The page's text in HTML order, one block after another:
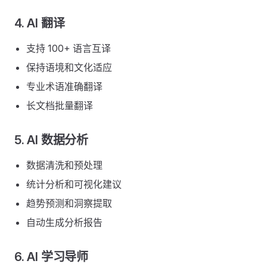
4. AI 翻译
支持 100+ 语言互译
保持语境和文化适应
专业术语准确翻译
长文档批量翻译
5. AI 数据分析
数据清洗和预处理
统计分析和可视化建议
趋势预测和洞察提取
自动生成分析报告
6. AI 学习导师